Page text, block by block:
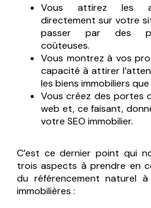
Vous attirez les
directement sur votre
passer par des
coûteuses.
Vous montrez à vos
capacité à attirer
les biens immobiliers
Vous créez des portes
web et, ce faisant,
votre SEO immobilier.
C’est ce dernier point qui
trois aspects à prendre en
du référencement naturel
immobilières :